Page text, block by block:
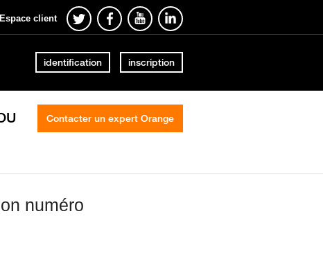
Espace client
identification inscription
Contacter un expert Orange
numéro